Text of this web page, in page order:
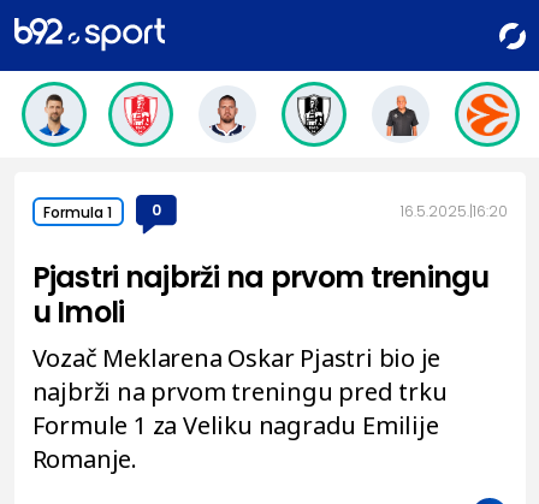
Formula 1 0 16.5.2025. 16:20
Pjastri najbrži na prvom treningu
u Imoli
Vozač Meklarena Oskar Pjastri bio je
najbrži na prvom treningu pred trku
Formule 1 za Veliku nagradu Emilije
Romanje.